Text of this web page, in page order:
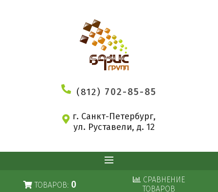
(812) 702-85-85
г. Санкт-Петербург,
ул. Руставели, д. 12
ТОВАРОВ: 0
СРАВНЕНИЕ
ТОВАРОВ